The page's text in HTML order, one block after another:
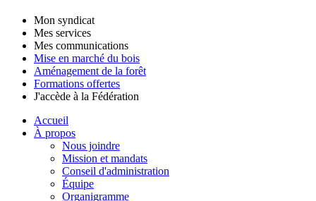
Mon syndicat
Mes services
Mes communications
Mise en marché du bois
Aménagement de la forêt
Formations offertes
J'accède à la Fédération
Accueil
À propos
Nous joindre
Mission et mandats
Conseil d'administration
Équipe
Organigramme